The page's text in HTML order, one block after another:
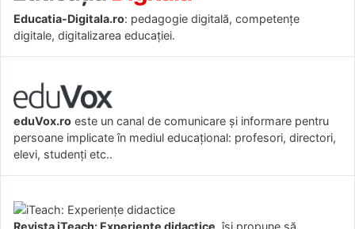
Educatia-Digitala.ro: pedagogie digitală, competențe
digitale, digitalizarea educației.
eduVox.ro este un canal de comunicare și informare pentru
persoane implicate în mediul educațional: profesori, directori,
elevi, studenți etc..
Revista iTeach: Experienţe didactice îşi propune să